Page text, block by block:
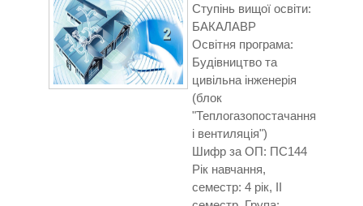
Ступінь вищої освіти:
БАКАЛАВР
Освітня програма:
Будівництво та
цивільна інженерія
(блок
"Теплогазопостачання
і вентиляція")
Шифр за ОП: ПС144
Рік навчання,
семестр: 4 рік, ІІ